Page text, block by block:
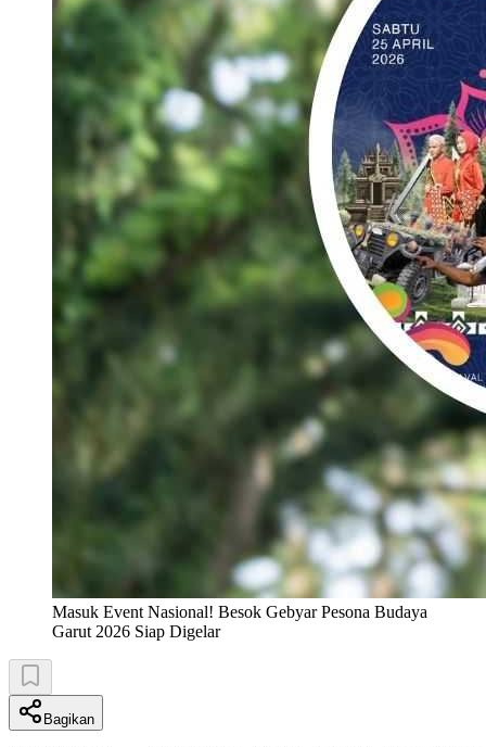
Masuk Event Nasional! Besok Gebyar Pesona Budaya
Garut 2026 Siap Digelar
Bagikan